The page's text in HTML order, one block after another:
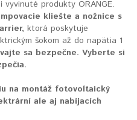
produkty ORANGE.
kliešte a nožnice s
ktorá poskytuje
šokom až do napätia 1
sa bezpečne. Vyberte si
na montáž fotovoltaický
ale aj nabíjacích